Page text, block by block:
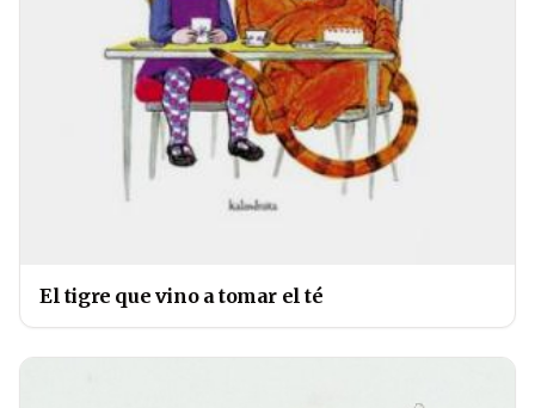
El tigre que vino a tomar el té